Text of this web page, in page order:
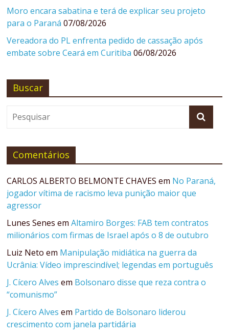
Moro encara sabatina e terá de explicar seu projeto
para o Paraná 07/08/2026
Vereadora do PL enfrenta pedido de cassação após
embate sobre Ceará em Curitiba 06/08/2026
Buscar
Comentários
CARLOS ALBERTO BELMONTE CHAVES em No Paraná,
jogador vítima de racismo leva punição maior que
agressor
Lunes Senes emAltamiro Borges: FAB tem contratos
milionários com firmas de Israel após o 8 de outubro
Luiz Neto em Manipulação midiática na guerra da
Ucrânia: Vídeo imprescindível; legendas em português
J. Cícero Alves em Bolsonaro disse que reza contra o
“comunismo”
J. Cícero Alves em Partido de Bolsonaro liderou
crescimento com janela partidária